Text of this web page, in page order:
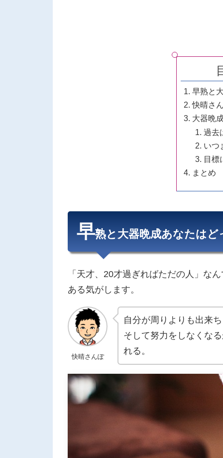
早熟と
快晴さ
大器晩
過去
いつ
目標
まとめ
早熟と大器晩成あなたはど
「天才、20才過ぎればただの人」な
ある気がします。
快晴さんぽ
自分が周りよりも出来
そして努力をしなくな
れる。